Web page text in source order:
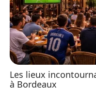
Les lieux
à Bordeaux